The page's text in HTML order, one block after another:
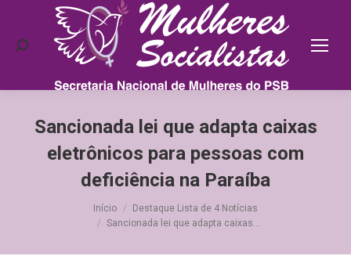
Search:
Sancionada lei que adapta caixas
eletrônicos para pessoas com
deficiência na Paraíba
Você está aqui:
Início
Destaque Lista de 4 Notícias
Sancionada lei que adapta caixas…